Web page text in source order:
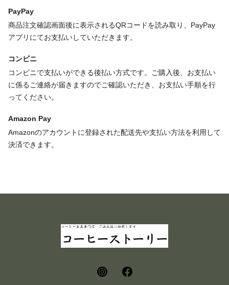
PayPay
商品注文確認画面後に表示されるQRコードを読み取り、PayPay
アプリにてお支払いしていただきます。
コンビニ
コンビニで支払いができる後払い方式です。ご購入後、お支払い
に係るご連絡が届きますのでご確認いただき、お支払い手順を行
ってください。
Amazon Pay
Amazonのアカウントに登録された配送先や支払い方法を利用して
決済できます。